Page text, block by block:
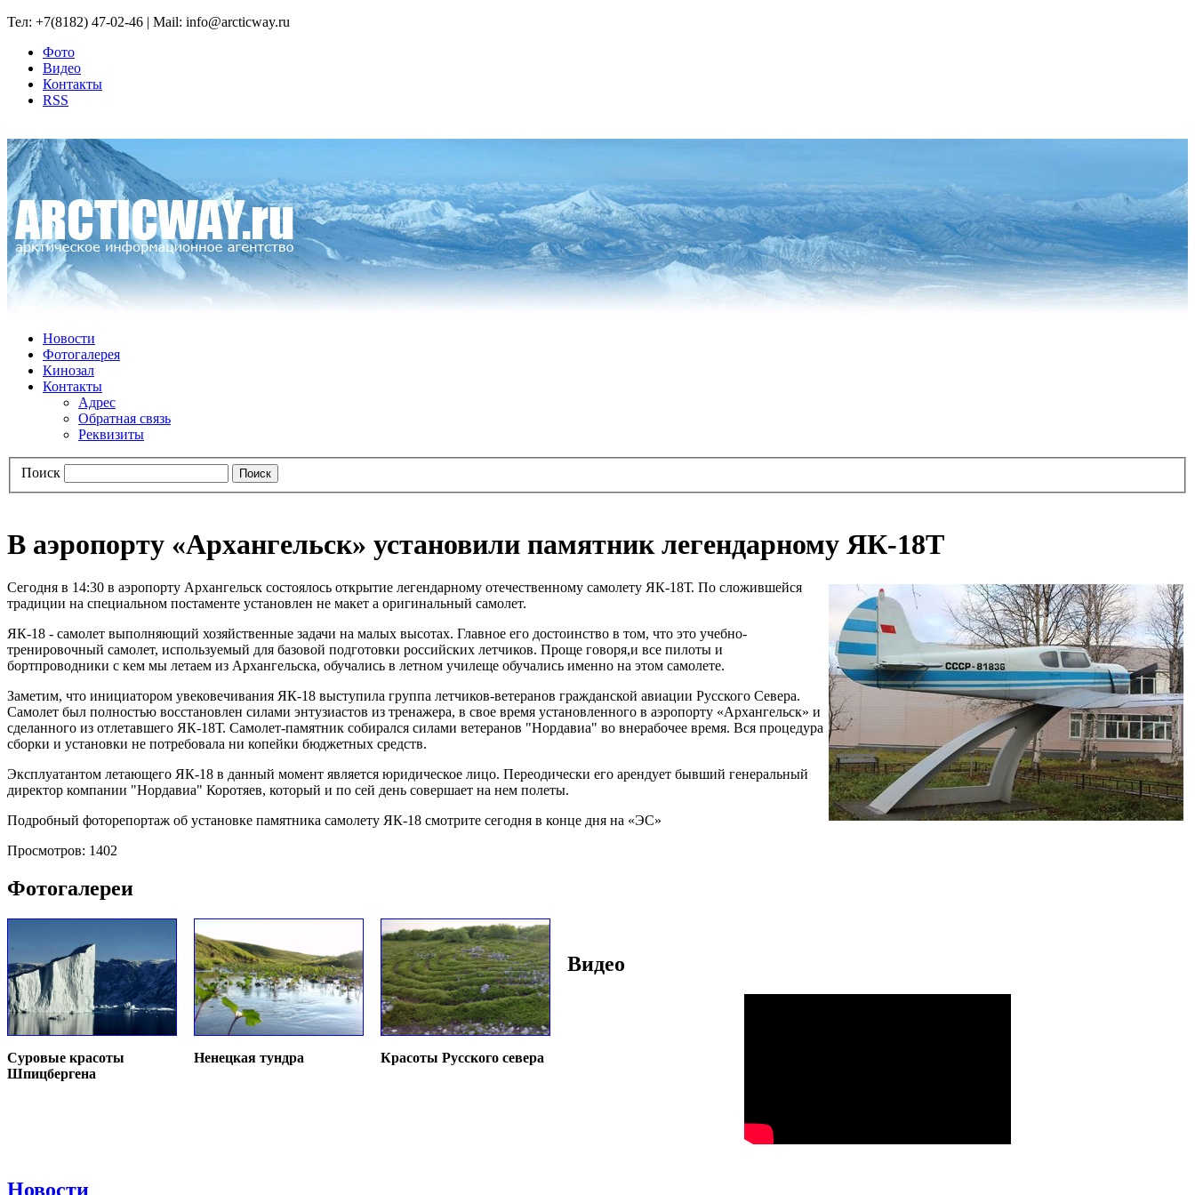
Тел: +7(8182) 47-02-46 | Mail: info@arcticway.ru
Фото
Видео
Контакты
RSS
Новости
Фотогалерея
Кинозал
Контакты
Адрес
Обратная связь
Реквизиты
Поиск
В аэропорту «Архангельск» установили памятник легендарному ЯК-18Т
Сегодня в 14:30 в аэропорту Архангельск состоялось открытие легендарному отечественному самолету ЯК-18Т. По сложившейся
традиции на специальном постаменте установлен не макет а оригинальный самолет.
ЯК-18 - самолет выполняющий хозяйственные задачи на малых высотах. Главное его достоинство в том, что это учебно-
тренировочный самолет, используемый для базовой подготовки российских летчиков. Проще говоря,и все пилоты и
бортпроводники с кем мы летаем из Архангельска, обучались в летном училеще обучались именно на этом самолете.
Заметим, что инициатором увековечивания ЯК-18 выступила группа летчиков-ветеранов гражданской авиации Русского Севера.
Самолет был полностью восстановлен силами энтузиастов из тренажера, в свое время установленного в аэропорту «Архангельск» и
сделанного из отлетавшего ЯК-18Т. Самолет-памятник собирался силами ветеранов "Нордавиа" во внерабочее время. Вся процедура
сборки и установки не потребовала ни копейки бюджетных средств.
Эксплуатантом летающего ЯК-18 в данный момент является юридическое лицо. Переодически его арендует бывший генеральный
директор компании "Нордавиа" Коротяев, который и по сей день совершает на нем полеты.
Подробный фоторепортаж об установке памятника самолету ЯК-18 смотрите сегодня в конце дня на «ЭС»
Просмотров: 1402
Фотогалереи
Суровые красоты
Шпицбергена
Ненецкая тундра Красоты Русского севера
Видео
Новости